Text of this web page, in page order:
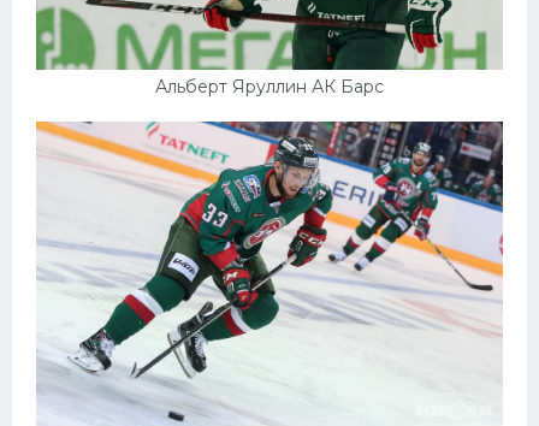
Альберт Яруллин АК Барс